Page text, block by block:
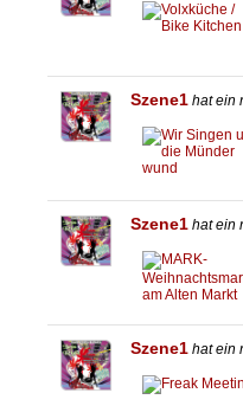
Szene1 hat ein
Szene1 hat ein
Szene1 hat ein